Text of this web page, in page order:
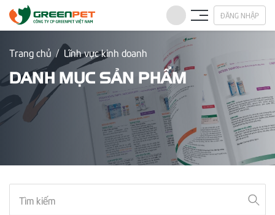
ĐĂNG NHẬP
Trang chủ Lĩnh vực kinh doanh
DANH MỤC SẢN PHẨM